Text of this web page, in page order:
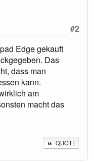
#2
Edge gekauft
Das
dass man
kann.
am
macht das
QUOTE